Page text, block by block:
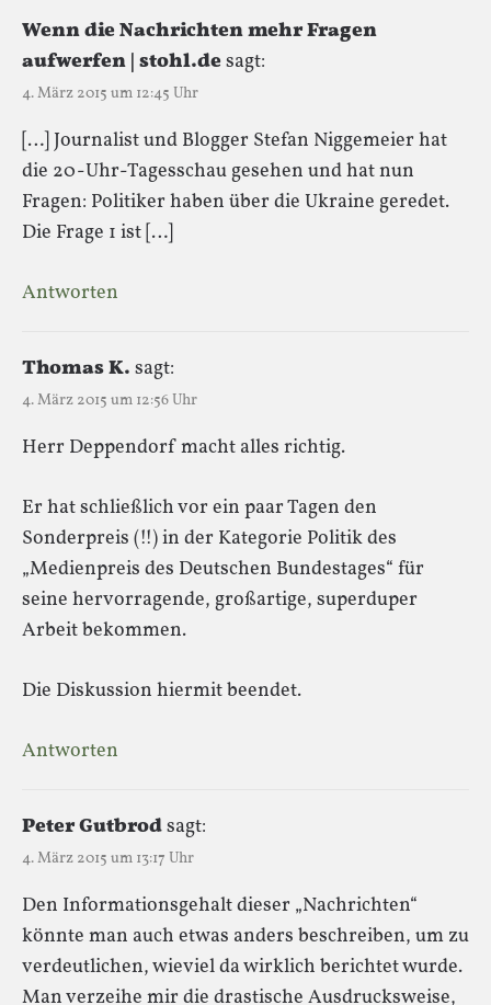
Wenn die Nachrichten mehr Fragen
aufwerfen | stohl.desagt:
4. März 2015 um 12:45 Uhr
[…] Journalist und Blogger Stefan Niggemeier hat
die 20-Uhr-Tagesschau gesehen und hat nun
Fragen: Politiker haben über die Ukraine geredet.
Die Frage 1 ist […]
Antworten
Thomas K. sagt:
4. März 2015 um 12:56 Uhr
Herr Deppendorf macht alles richtig.
Er hat schließlich vor ein paar Tagen den
Sonderpreis (!!) in der Kategorie Politik des
„Medienpreis des Deutschen Bundestages“ für
seine hervorragende, großartige, superduper
Arbeit bekommen.
Die Diskussion hiermit beendet.
Antworten
Peter Gutbrodsagt:
4. März 2015 um 13:17 Uhr
Den Informationsgehalt dieser „Nachrichten“
könnte man auch etwas anders beschreiben, um zu
verdeutlichen, wieviel da wirklich berichtet wurde.
Man verzeihe mir die drastische Ausdrucksweise,